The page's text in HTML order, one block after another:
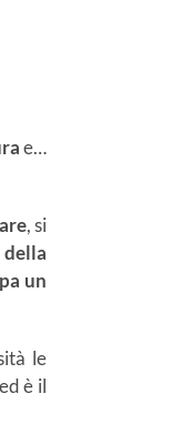
e…
, si
un
le
è il